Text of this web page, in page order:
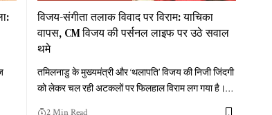
विजय-संगीता तलाक विवाद पर विराम: याचिका
वापस, CM विजय की पर्सनल लाइफ पर उठे सवाल
थमे
तमिलनाडु के मुख्यमंत्री और ‘थलापति’ विजय की निजी जिंदगी
को लेकर चल रही अटकलों पर फिलहाल विराम लग गया है।…
2 Min Read